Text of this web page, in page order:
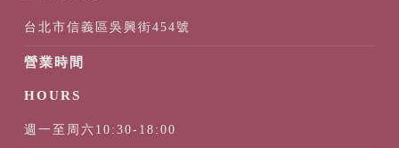
台北市信義區吳興街454號
週一至周六10:30-18:00